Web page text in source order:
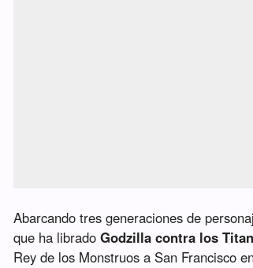
Abarcando tres generaciones de
que ha libradoGodzilla contra los
Rey de los Monstruos a San Francisco